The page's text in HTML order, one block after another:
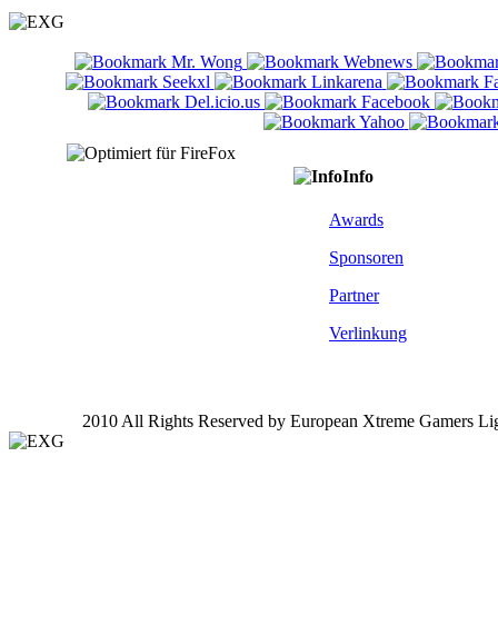
Info
Awards
Sponsoren
Partner
Verlinkung
2010 All Rights Reserved by European Xtreme Gamers